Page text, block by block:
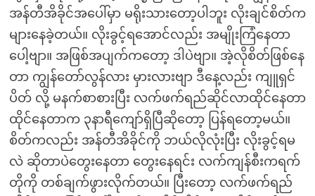
အန်တီအိခိုင်အပေါ်မှာ မရိုးသားတော့ပါဘူး လိုးချင်စိတ်က
များနေခဲ့တယ်။ လိုးခွင့်ရအောင်လည်း အမျိုးကြံနေတာ
ပေါ့ဗျာ။ အဖြစ်အပျက်ကတော့ ဒါပဲဗျာ။ အဲ့လိုစိတ်ဖြစ်နေ
တာ ကျွန်တော်လွန်လား မှားလားဗျာ ဒီနေ့လည်း ကျူရှင်
ပိတ် လို့ မနက်စာစားပြီး လက်ဖက်ရည်ဆိုင်လာထိုင်နေတာ
ထိုင်နေတာက ၃နာရီကျော်ရှိပြီဆိုတော့ ပြန်ရတော့မယ်။
စိတ်ကလည်း အန်တီအိခိုင်ကို ဘယ်လိုလုံးပြီး လိုးခွင့်ရမ
လဲ ဆိုတာပဲတွေးနေတာ တွေးနေရင်း လက်ကျန်စီးကရက်
တိုကို တစ်ချက်ဖွားလိုက်တယ်။ ပြီးတော့ လက်ဖက်ရည်